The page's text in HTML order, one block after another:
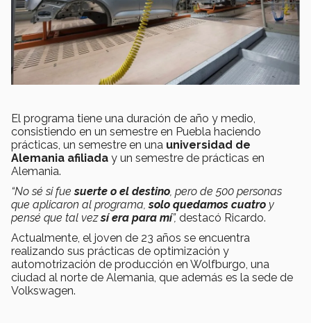
El programa tiene una duración de año y medio,
consistiendo en un semestre en Puebla haciendo
prácticas, un semestre en una universidad de
Alemania afiliada y un semestre de prácticas en
Alemania.
“No sé si fuesuerte o el destino, pero de 500 personas
que aplicaron al programa,solo quedamos cuatro y
pensé que tal vezsí era para mí”, destacó Ricardo.
Actualmente, el joven de 23 años se encuentra
realizando sus prácticas de optimización y
automotrización de producción en Wolfburgo, una
ciudad al norte de Alemania, que además es la sede de
Volkswagen.